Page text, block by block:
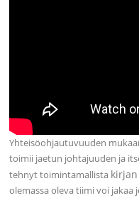
Yhteisöohjautuvuuden
toimii jaetun johtajuuden ja
tehnyt toimintamallista
olemassa oleva tiimi voi